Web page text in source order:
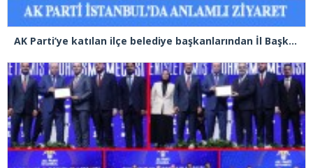
AK Parti’ye katılan ilçe belediye başkanlarından İl Başkanı Özdemir’e ziyaret